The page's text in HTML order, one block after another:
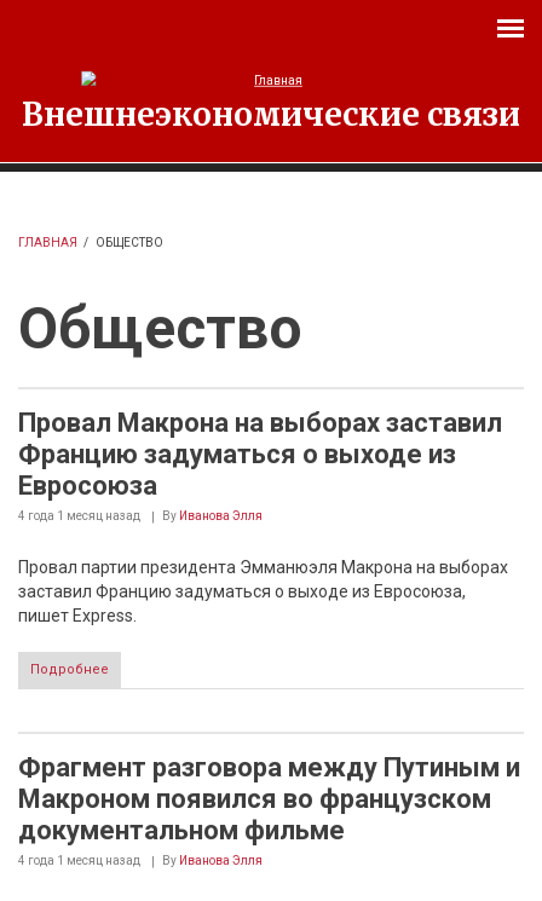
Внешнеэкономические связи
ГЛАВНАЯ / ОБЩЕСТВО
Общество
Провал Макрона на выборах заставил
Францию задуматься о выходе из
Евросоюза
4 года 1 месяц назад By Иванова Элля
Провал партии президента Эмманюэля Макрона на выборах
заставил Францию задуматься о выходе из Евросоюза,
пишет Express.
Подробнее
Фрагмент разговора между Путиным и
Макроном появился во французском
документальном фильме
4 года 1 месяц назад By Иванова Элля